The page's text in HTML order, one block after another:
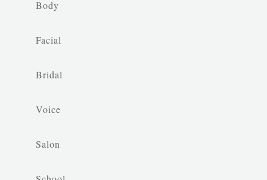
Body
Facial
Bridal
Voice
Salon